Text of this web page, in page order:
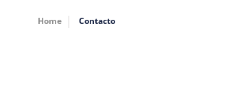
Home Contacto